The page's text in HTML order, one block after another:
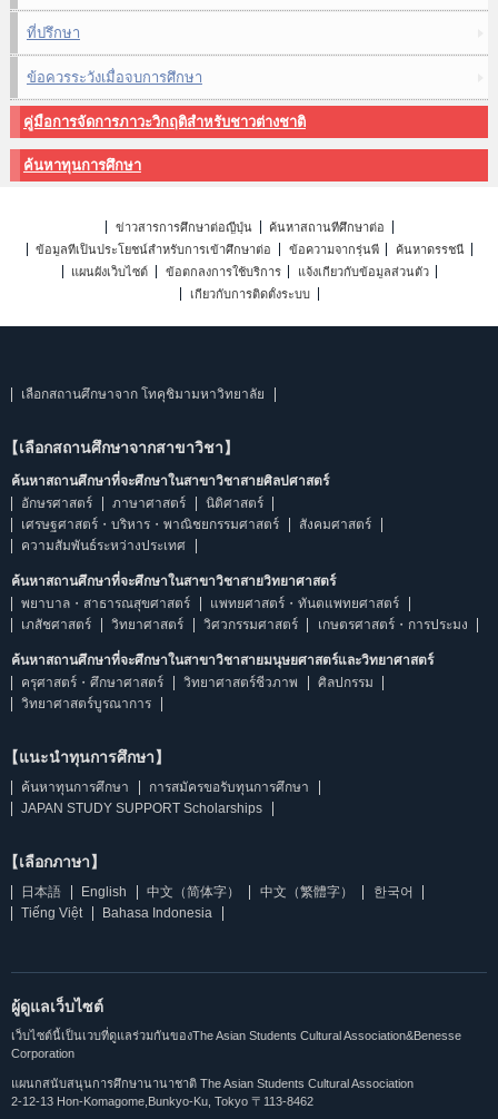
ที่ปรึกษา
ข้อควรระวังเมื่อจบการศึกษา
คู่มือการจัดการภาวะวิกฤติสำหรับชาวต่างชาติ
ค้นหาทุนการศึกษา
ข่าวสารการศึกษาต่อญี่ปุ่น
ค้นหาสถานที่ศึกษาต่อ
ข้อมูลที่เป็นประโยชน์สำหรับการเข้าศึกษาต่อ
ข้อความจากรุ่นพี่
ค้นหาดรรชนี
แผนผังเว็บไซต์
ข้อตกลงการใช้บริการ
แจ้งเกี่ยวกับข้อมูลส่วนตัว
เกี่ยวกับการติดตั้งระบบ
เลือกสถานศึกษาจาก โทคุชิมามหาวิทยาลัย
【เลือกสถานศึกษาจากสาขาวิชา】
ค้นหาสถานศึกษาที่จะศึกษาในสาขาวิชาสายศิลปศาสตร์
อักษรศาสตร์
ภาษาศาสตร์
นิติศาสตร์
เศรษฐศาสตร์・บริหาร・พาณิชยกรรมศาสตร์
สังคมศาสตร์
ความสัมพันธ์ระหว่างประเทศ
ค้นหาสถานศึกษาที่จะศึกษาในสาขาวิชาสายวิทยาศาสตร์
พยาบาล・สาธารณสุขศาสตร์
แพทยศาสตร์・ทันตแพทยศาสตร์
เภสัชศาสตร์
วิทยาศาสตร์ วิศวกรรมศาสตร์ เกษตรศาสตร์・การประมง
ค้นหาสถานศึกษาที่จะศึกษาในสาขาวิชาสายมนุษยศาสตร์และวิทยาศาสตร์
ครุศาสตร์・ศึกษาศาสตร์
วิทยาศาสตร์ชีวภาพ
ศิลปกรรม
วิทยาศาสตร์บูรณาการ
【แนะนำทุนการศึกษา】
ค้นหาทุนการศึกษา
การสมัครขอรับทุนการศึกษา
JAPAN STUDY SUPPORT Scholarships
【เลือกภาษา】
日本語 English 中文（简体字） 中文（繁體字）
한국어
Tiếng Việt
Bahasa Indonesia
ผู้ดูแลเว็บไซต์
เว็บไซต์นี้เป็นเวบที่ดูแลร่วมกันของThe Asian Students Cultural Association&Benesse
Corporation
แผนกสนับสนุนการศึกษานานาชาติ The Asian Students Cultural Association
2-12-13 Hon-Komagome,Bunkyo-Ku, Tokyo 〒113-8462